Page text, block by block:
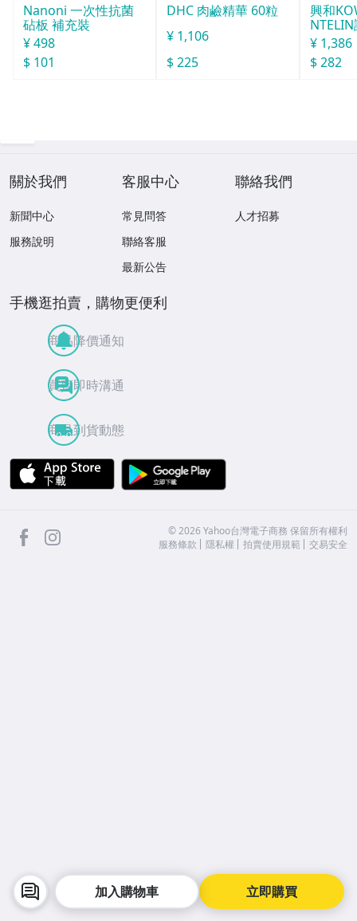
立即購買
加入購物車
Nanoni 一次性抗菌
砧板 補充裝
¥ 498
$ 101
DHC 肉鹼精華 60粒
¥ 1,106
$ 225
興和
號
¥ 1,386
$ 282
關於我們
新聞中心
服務說明
客服中心
常見問答
聯絡客服
最新公告
聯絡我們
人才招募
手機逛拍賣，購物更便利
商品降價通知
買賣即時溝通
商品到貨動態
APP Store
facebook ©2026 Yahoo台灣電子商務 保留所有權利
服務條款
隱私權 拍賣使用規範 交易安全